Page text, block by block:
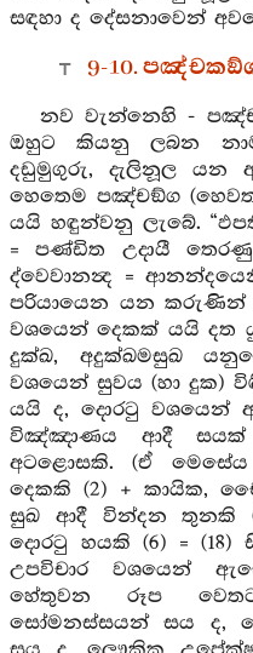
සඳහා ද දේසනාවෙන්
9-10.
නව වැන්නෙහි -
ඔහුට කියනු ලබන
දඩුමුගුරු, දැලිනූල යන
හෙතෙම පඤ්චඞ්ග
යයි හඳුන්වනු ලැබේ.
= පණ්ඩිත උදායී
ද්වෙවානන්‍ද =
පරියායෙන යන කරුණින්
වශයෙන් දෙකක් යයි දත
දුක්ඛ, අදුක්ඛමසුඛ
වශයෙන් සුවය (හා දුක)
යයි ද, දොරටු වශයෙන්
විඤ්ඤාණය ආදී
අටළොසකි. (ඒ
දෙකකි (2) + කායික,
සුඛ ආදී වින්දන තුනකි
දොරටු හයකි (6) =
උපවිචාර වශයෙන්
හේතුවන රූප
සෝමනස්සයන් සය ද,